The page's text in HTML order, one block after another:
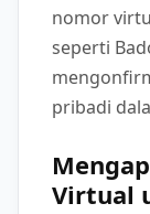
nomor
seperti
pribadi
Virtual